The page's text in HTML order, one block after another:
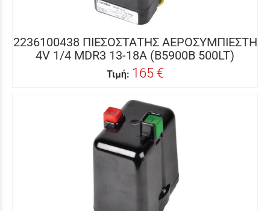
2236100438 ΠΙΕΣΟΣΤΑΤΗΣ ΑΕΡΟΣΥΜΠΙΕΣΤΗ
4V 1/4 MDR3 13-18A (B5900B 500LT)
Τιμή: 165 €